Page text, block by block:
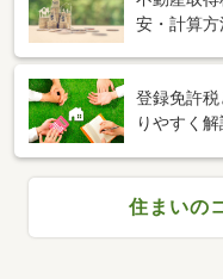
安・計算
登録免許
りやすく解
住まいの